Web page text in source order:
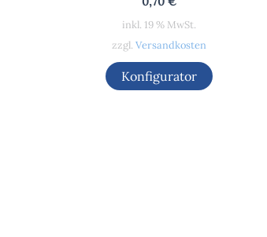
inkl. 19 % MwSt.
zzgl. Versandkosten
Konfigurator